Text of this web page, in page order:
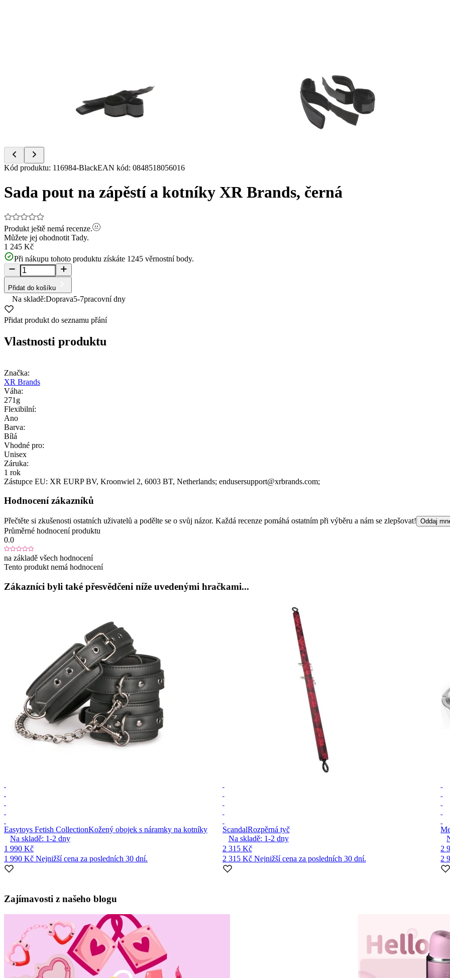
Item
of
12
Kód produktu: 116984-BlackEAN kód: 0848518056016
Sada pout na zápěstí a kotníky XR Brands, černá
Produkt ještě nemá recenze.
Můžete jej ohodnotit Tady.
1 245 Kč
Při nákupu tohoto produktu získáte 1245 věrnostní body.
Přidat do košíku
Na skladě:Doprava5-7pracovní dny
Přidat produkt do seznamu přání
Vlastnosti produktu
Značka:
XR Brands
Váha:
271g
Flexibilní:
Ano
Barva:
Bílá
Vhodné pro:
Unisex
Záruka:
1 rok
Zástupce EU: XR EURP BV, Kroonwiel 2, 6003 BT, Netherlands; endusersupport@xrbrands.com;
Hodnocení zákazníků
Přečtěte si zkušenosti ostatních uživatelů a podělte se o svůj názor. Každá recenze pomáhá ostatním při výběru a nám se zlepšovat! Oddaj
Průměrné hodnocení produktu
0.0
na základě všech hodnocení
Tento produkt nemá hodnocení
Zákazníci byli také přesvědčeni níže uvedenými hračkami...
Easytoys Fetish CollectionKožený obojek s náramky na kotníky
Na skladě: 1-2 dny
1 990 Kč
1 990 Kč Nejnižší cena za posledních 30 dní.
ScandalRozpěrná tyč
Na skladě: 1-2 dny
2 315 Kč
2 315 Kč Nejnižší cena za posledních 30 dní.
2
2
1
10
Zajímavosti z našeho blogu